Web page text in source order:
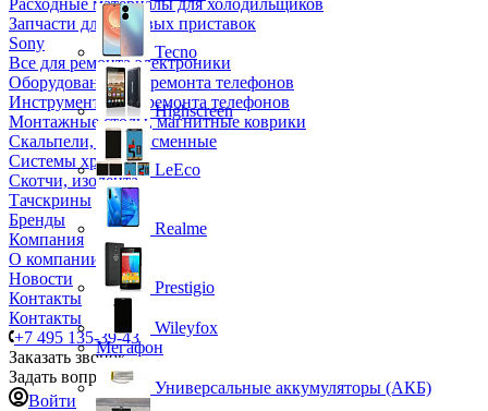
Расходные материалы для холодильщиков
Запчасти для игровых приставок
Sony
Все для ремонта электроники
Оборудование для ремонта телефонов
Инструменты для ремонта телефонов
Монтажные столы, магнитные коврики
Скальпели, лезвия сменные
Системы хранения
Скотчи, изолента
Тачскрины
Бренды
Компания
О компании
Новости
Контакты
Контакты
+7 495 135-39-43
Заказать звонок
Задать вопрос
Войти
Tecno
Highscreen
LeEco
Realme
Prestigio
Wileyfox
Мегафон
Универсальные аккумуляторы (АКБ)